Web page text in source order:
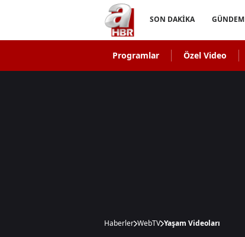
SON DAKİKA GÜNDEM
Programlar Özel Video
Haberler WebTV Yaşam Videoları